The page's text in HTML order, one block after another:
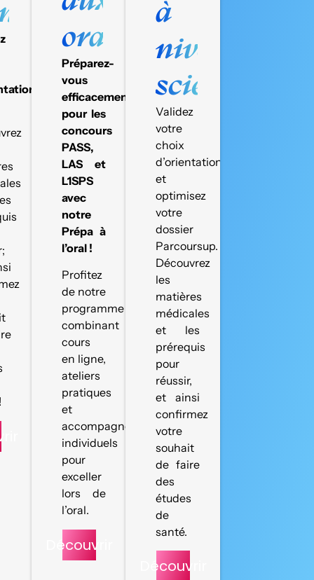
oraux
Préparez-
vous
efficacement
pour les
concours
PASS,
LAS et
L1SPS
avec
notre
Prépa à
l’oral !
Profitez
de notre
programme
combinant
cours
en ligne,
ateliers
pratiques
et
accompagnements
individuels
pour
exceller
lors de
l’oral.
Découvrir
à
niveau
scientifique
Validez
votre
choix
d’orientation
et
optimisez
votre
dossier
Parcoursup.
Découvrez
les
matières
médicales
et les
prérequis
pour
réussir,
et ainsi
confirmez
votre
souhait
de faire
des
études
de
santé.
Découvrir